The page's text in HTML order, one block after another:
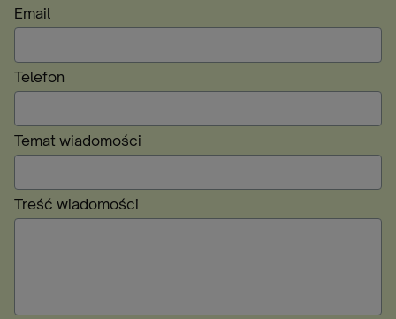
Email
Telefon
Temat wiadomości
Treść wiadomości